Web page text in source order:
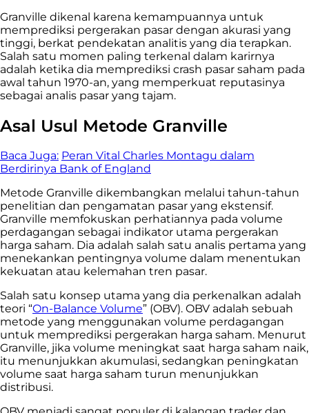
Granville dikenal karena kemampuannya untuk
memprediksi pergerakan pasar dengan akurasi yang
tinggi, berkat pendekatan analitis yang dia terapkan.
Salah satu momen paling terkenal dalam karirnya
adalah ketika dia memprediksi crash pasar saham pada
awal tahun 1970-an, yang memperkuat reputasinya
sebagai analis pasar yang tajam.
Asal Usul Metode Granville
Baca Juga: Peran Vital Charles Montagu dalam
Berdirinya Bank of England
Metode Granville dikembangkan melalui tahun-tahun
penelitian dan pengamatan pasar yang ekstensif.
Granville memfokuskan perhatiannya pada volume
perdagangan sebagai indikator utama pergerakan
harga saham. Dia adalah salah satu analis pertama yang
menekankan pentingnya volume dalam menentukan
kekuatan atau kelemahan tren pasar.
Salah satu konsep utama yang dia perkenalkan adalah
teori “On-Balance Volume” (OBV). OBV adalah sebuah
metode yang menggunakan volume perdagangan
untuk memprediksi pergerakan harga saham. Menurut
Granville, jika volume meningkat saat harga saham naik,
itu menunjukkan akumulasi, sedangkan peningkatan
volume saat harga saham turun menunjukkan
distribusi.